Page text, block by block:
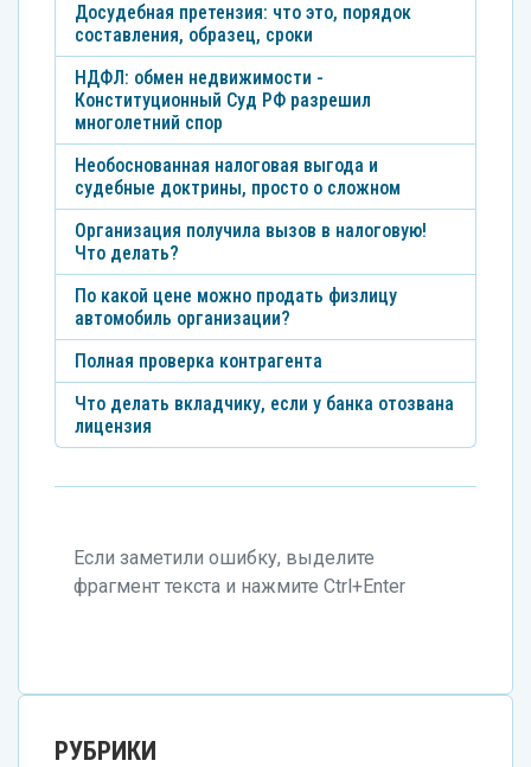
Досудебная претензия: что это, порядок
составления, образец, сроки
НДФЛ: обмен недвижимости -
Конституционный Суд РФ разрешил
многолетний спор
Необоснованная налоговая выгода и
судебные доктрины, просто о сложном
Организация получила вызов в налоговую!
Что делать?
По какой цене можно продать физлицу
автомобиль организации?
Полная проверка контрагента
Что делать вкладчику, если у банка отозвана
лицензия
Если заметили ошибку, выделите
фрагмент текста и нажмите Ctrl+Enter
РУБРИКИ